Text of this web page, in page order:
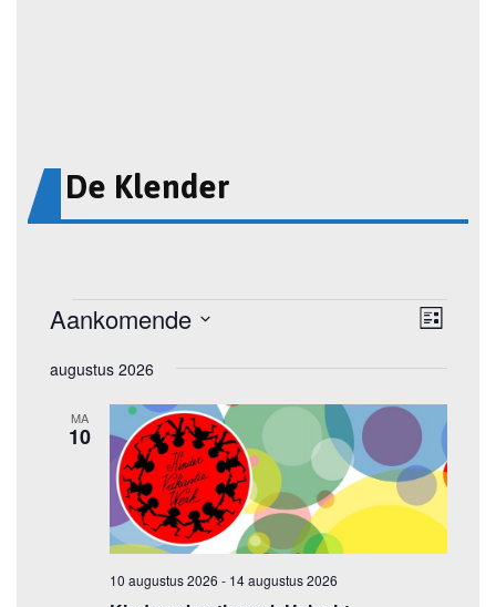
De Klender